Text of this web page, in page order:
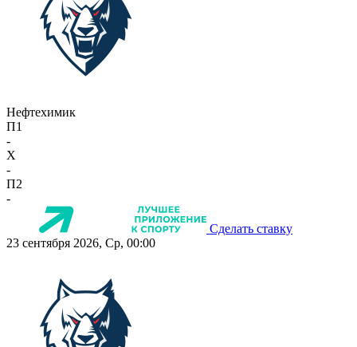
Нефтехимик
П1
-
X
-
П2
-
Сделать ставку
23 сентября 2026, Ср, 00:00